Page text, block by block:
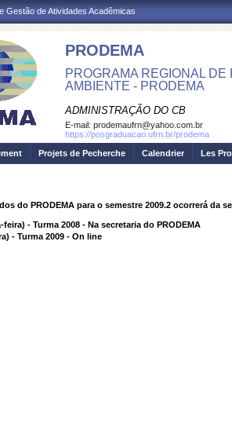
Gestão de Atividades Acadêmicas
PRODEMA
PROGRAMA REGIONAL
AMBIENTE - PRODEMA
ADMINISTRAÇÃO DO CB
E-mail: prodemaufrn@yahoo.com.br
https://posgraduacao.ufrn.br/prodema
Projets de Pecherche Calendrier Les
do PRODEMA para o semestre 2009.2 ocorrerá da
- Turma 2008 - Na secretaria do PRODEMA
- Turma 2009 - On line